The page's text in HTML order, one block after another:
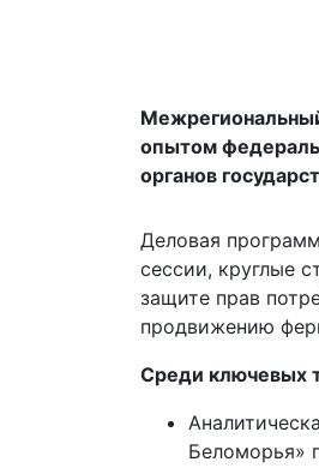
опытом
органов
Деловая
сессии, круглые
защите прав
продвижению
Среди ключевых
Беломорья»